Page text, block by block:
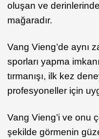
oluşan ve
mağaradır.
Vang Vieng’de aynı
sporları yapma
tırmanışı, ilk kez
profesyoneller için
Vang Vieng’i ve onu
şekilde görmenin